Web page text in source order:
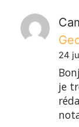
24
je